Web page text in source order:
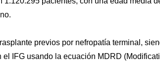
previos por nefropatía terminal,
IFG usando la ecuación MDRD